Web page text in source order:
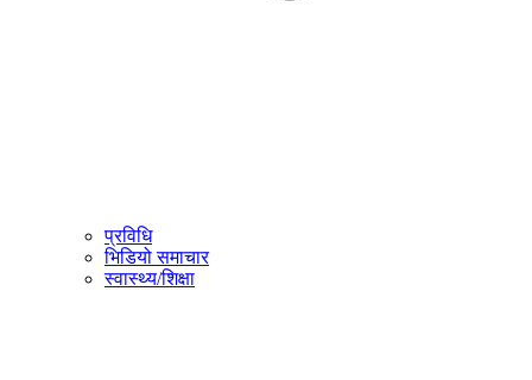
प्रविधि
भिडियो समाचार
स्वास्थ्य/शिक्षा